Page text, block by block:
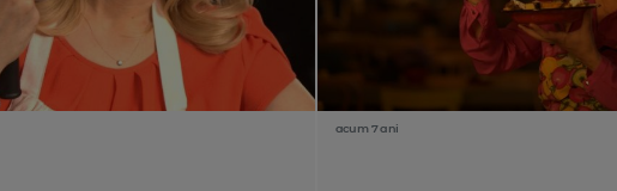
acum 7 ani